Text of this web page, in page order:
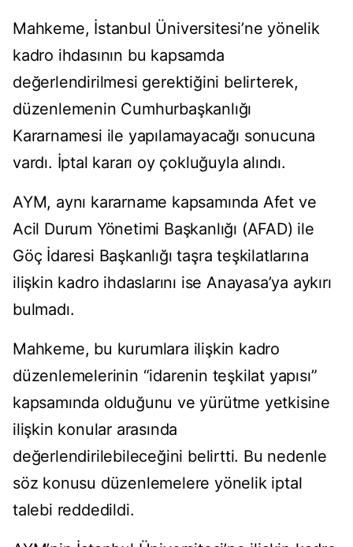
Mahkeme, İstanbul Üniversitesi’ne yönelik
kadro ihdasının bu kapsamda
değerlendirilmesi gerektiğini belirterek,
düzenlemenin Cumhurbaşkanlığı
Kararnamesi ile yapılamayacağı sonucuna
vardı. İptal kararı oy çokluğuyla alındı.
AYM, aynı kararname kapsamında Afet ve
Acil Durum Yönetimi Başkanlığı (AFAD) ile
Göç İdaresi Başkanlığı taşra teşkilatlarına
ilişkin kadro ihdaslarını ise Anayasa’ya aykırı
bulmadı.
Mahkeme, bu kurumlara ilişkin kadro
düzenlemelerinin “idarenin teşkilat yapısı”
kapsamında olduğunu ve yürütme yetkisine
ilişkin konular arasında
değerlendirilebileceğini belirtti. Bu nedenle
söz konusu düzenlemelere yönelik iptal
talebi reddedildi.